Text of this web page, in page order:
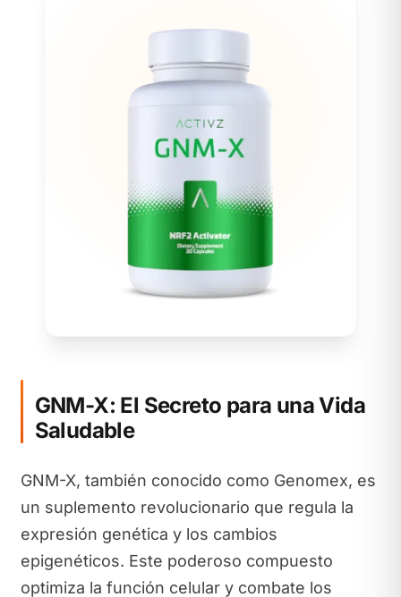
GNM-X: El Secreto para una Vida
Saludable
GNM-X, también conocido como Genomex, es
un suplemento revolucionario que regula la
expresión genética y los cambios
epigenéticos. Este poderoso compuesto
optimiza la función celular y combate los